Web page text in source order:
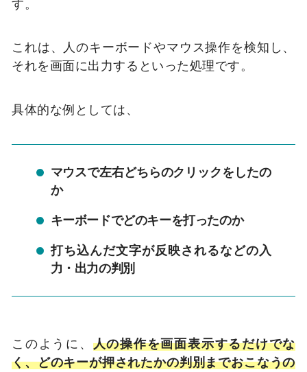
す。
これは、人のキーボードやマウス操作を検知し、
それを画面に出力するといった処理です。
具体的な例としては、
マウスで左右どちらのクリックをしたの
か
キーボードでどのキーを打ったのか
打ち込んだ文字が反映されるなどの入
力・出力の判別
このように、 人の操作を画面表示するだけでな
く、どのキーが押されたかの判別までおこなうの